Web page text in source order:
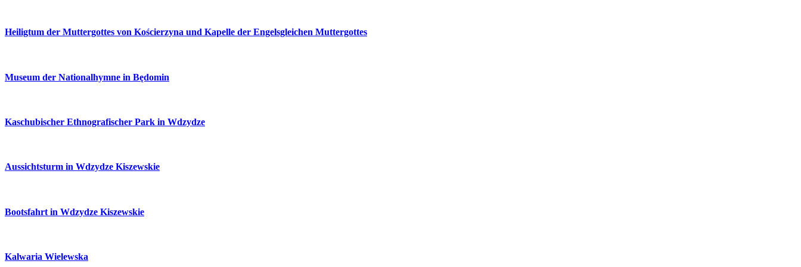
Heiligtum der Muttergottes von Kościerzyna und Kapelle der Engelsgleichen Muttergottes
Museum der Nationalhymne in Będomin
Kaschubischer Ethnografischer Park in Wdzydze
Aussichtsturm in Wdzydze Kiszewskie
Bootsfahrt in Wdzydze Kiszewskie
Kalwaria Wielewska